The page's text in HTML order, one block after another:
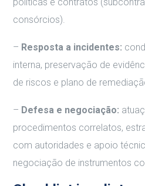
consórcios).
– Resposta a incidentes:
interna, preservação de
de riscos e plano de
– Defesa e negociação:
procedimentos correlatos,
com autoridades e apoio
negociação de instrumentos